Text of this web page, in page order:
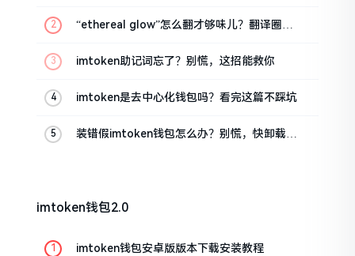
“ethereal glow”怎么翻才够味儿？翻译圈老
imtoken助记词忘了？别慌，这招能救你
imtoken是去中心化钱包吗？看完这篇不踩坑
装错假imtoken钱包怎么办？别慌，快卸载，
imtoken钱包2.0
imtoken钱包安卓版版本下载安装教程